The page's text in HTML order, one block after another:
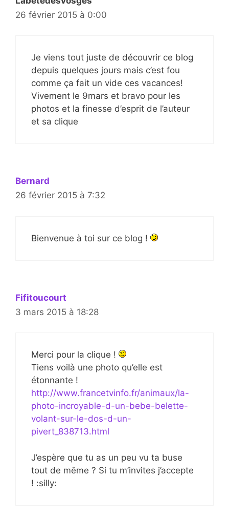
26 février 2015 à 0:00
Je viens tout juste de découvrir ce blog
depuis quelques jours mais c’est fou
comme ça fait un vide ces vacances!
Vivement le 9mars et bravo pour les
photos et la finesse d’esprit de l’auteur
et sa clique
Bernard
26 février 2015 à 7:32
Bienvenue à toi sur ce blog !
Fifitoucourt
3 mars 2015 à 18:28
Merci pour la clique !
Tiens voilà une photo qu’elle est
étonnante !
http://www.francetvinfo.fr/animaux/la-
photo-incroyable-d-un-bebe-belette-
volant-sur-le-dos-d-un-
pivert_838713.html
J’espère que tu as un peu vu ta buse
tout de même ? Si tu m’invites j’accepte
! :silly: